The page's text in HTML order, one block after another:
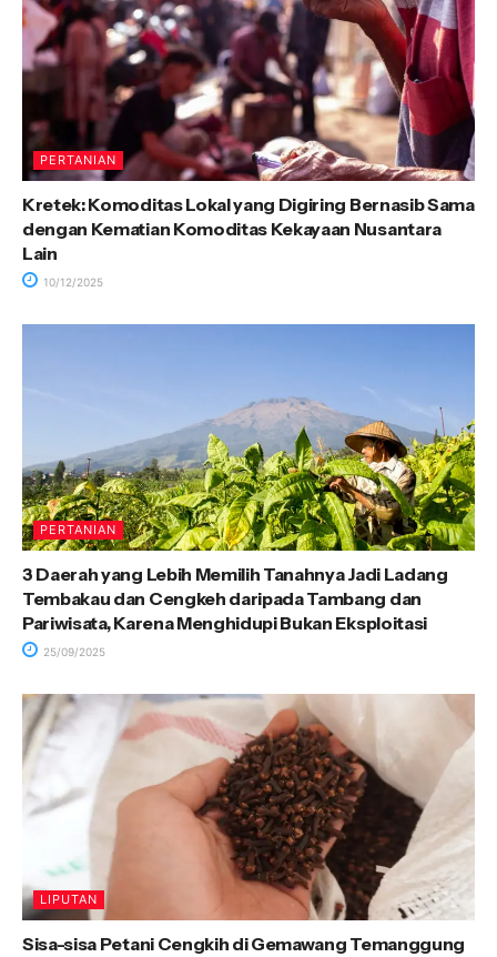
PERTANIAN
Kretek: Komoditas Lokal yang Digiring Bernasib Sama
dengan Kematian Komoditas Kekayaan Nusantara
Lain
10/12/2025
PERTANIAN
3 Daerah yang Lebih Memilih Tanahnya Jadi Ladang
Tembakau dan Cengkeh daripada Tambang dan
Pariwisata, Karena Menghidupi Bukan Eksploitasi
25/09/2025
LIPUTAN
Sisa-sisa Petani Cengkih di Gemawang Temanggung